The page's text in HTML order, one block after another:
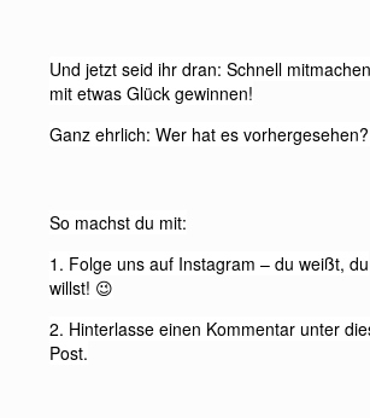
Und jetzt seid ihr dran: Schnell
mit etwas Glück gewinnen!
Ganz ehrlich: Wer hat es vorhergesehen?
So machst du mit:
1. Folge uns auf Instagram – du weißt, du
willst! 😉
2. Hinterlasse einen Kommentar unter
Post.